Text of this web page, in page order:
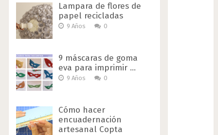
Lampara de flores de
papel recicladas
9 Años 0
9 máscaras de goma
eva para imprimir …
9 Años 0
Cómo hacer
encuadernación
artesanal Copta